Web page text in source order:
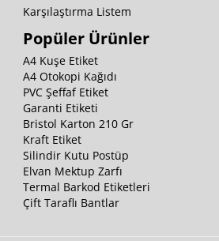
Karşılaştırma Listem
Popüler Ürünler
A4 Kuşe Etiket
A4 Otokopi Kağıdı
PVC Şeffaf Etiket
Garanti Etiketi
Bristol Karton 210 Gr
Kraft Etiket
Silindir Kutu Postüp
Elvan Mektup Zarfı
Termal Barkod Etiketleri
Çift Taraflı Bantlar